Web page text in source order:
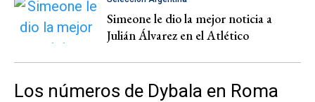
Simeone le dio la mejor noticia a
Julián Álvarez en el Atlético
Los números de Dybala en Roma